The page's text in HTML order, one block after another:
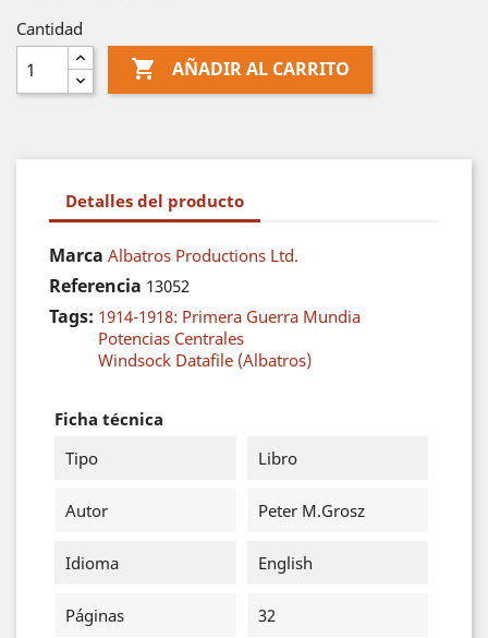
Cantidad
 AÑADIR AL CARRITO
Detalles del producto
Marca Albatros Productions Ltd.
Referencia 13052
Tags: 1914-1918: Primera Guerra Mundia
Potencias Centrales
Windsock Datafile (Albatros)
Ficha técnica
Tipo
Libro
Autor Peter M.Grosz
Idioma English
Páginas 32